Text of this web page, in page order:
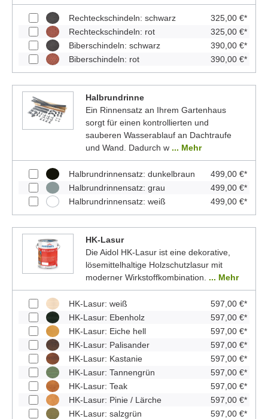
Rechteckschindeln: schwarz
325,00 €*
Rechteckschindeln: rot
325,00 €*
Biberschindeln: schwarz
390,00 €*
Biberschindeln: rot
390,00 €*
Halbrundrinne
Ein Rinnensatz an Ihrem Gartenhaus
sorgt für einen kontrollierten und
sauberen Wasserablauf an Dachtraufe
und Wand. Dadurch w ... Mehr
Halbrundrinnensatz: dunkelbraun
499,00 €*
Halbrundrinnensatz: grau
499,00 €*
Halbrundrinnensatz: weiß
499,00 €*
HK-Lasur
Die Aidol HK-Lasur ist eine dekorative,
lösemittelhaltige Holzschutzlasur mit
moderner Wirkstoffkombination. ... Mehr
HK-Lasur: weiß
597,00 €*
HK-Lasur: Ebenholz
597,00 €*
HK-Lasur: Eiche hell
597,00 €*
HK-Lasur: Palisander
597,00 €*
HK-Lasur: Kastanie
597,00 €*
HK-Lasur: Tannengrün
597,00 €*
HK-Lasur: Teak
597,00 €*
HK-Lasur: Pinie / Lärche
597,00 €*
HK-Lasur: salzgrün
597,00 €*